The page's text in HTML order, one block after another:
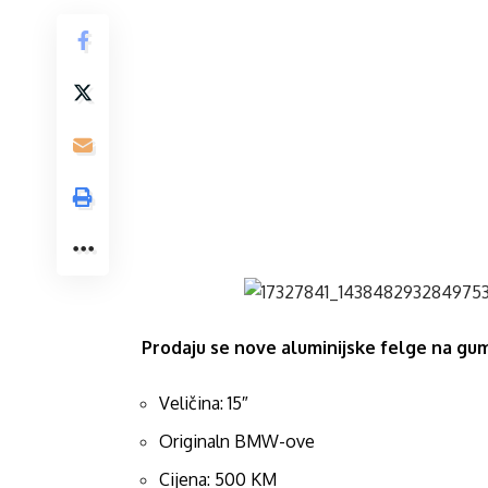
Prodaju se nove aluminijske felge na
Veličina: 15″
Originaln BMW-ove
Cijena: 500 KM